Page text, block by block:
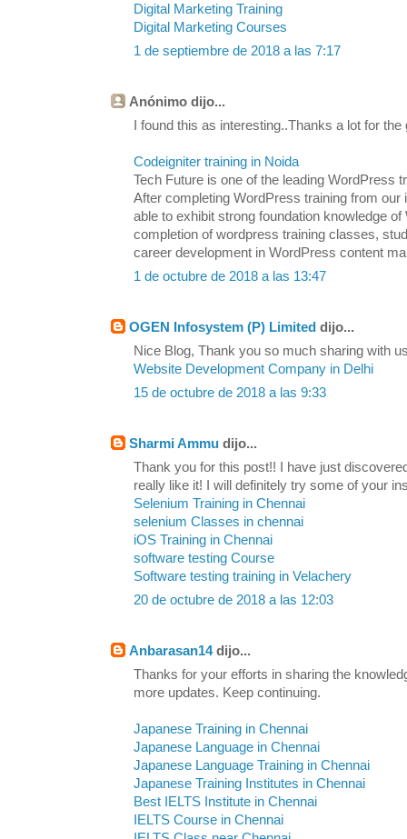
Digital Marketing Training
Digital Marketing Courses
1 de septiembre de 2018 a las 7:17
Anónimo dijo...
I found this as interesting..Thanks a lot for
Codeigniter training in Noida
Tech Future is one of the leading WordPress
After completing WordPress training from our
able to exhibit strong foundation knowledge
completion of wordpress training classes,
career development in WordPress content
1 de octubre de 2018 a las 13:47
OGEN Infosystem (P) Limited dijo...
Nice Blog, Thank you so much sharing with
Website Development Company in Delhi
15 de octubre de 2018 a las 9:33
Sharmi Ammu dijo...
Thank you for this post!! I have just
really like it! I will definitely try some of your
Selenium Training in Chennai
selenium Classes in chennai
iOS Training in Chennai
software testing Course
Software testing training in Velachery
20 de octubre de 2018 a las 12:03
Anbarasan14dijo...
Thanks for your efforts in sharing the
more updates. Keep continuing.
Japanese Training in Chennai
Japanese Language in Chennai
Japanese Language Training in Chennai
Japanese Training Institutes in Chennai
Best IELTS Institute in Chennai
IELTS Course in Chennai